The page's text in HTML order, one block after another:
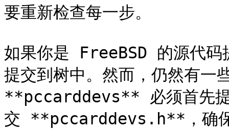
要重新检查每一步。
如果你是 FreeBSD 的源代码
提交到树中。然而，仍然有一
**pccarddevs** 必须首先提
交 **pccarddevs.h**，确保